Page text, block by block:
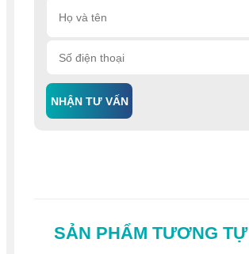
NHẬN TƯ VẤN
SẢN PHẨM TƯƠNG TỰ